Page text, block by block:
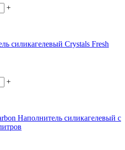
+
силикагелевый Crystals Fresh
+
Наполнитель силикагелевый с